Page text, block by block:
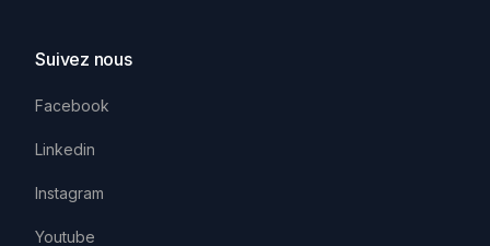
Suivez nous
Facebook
Linkedin
Instagram
Youtube